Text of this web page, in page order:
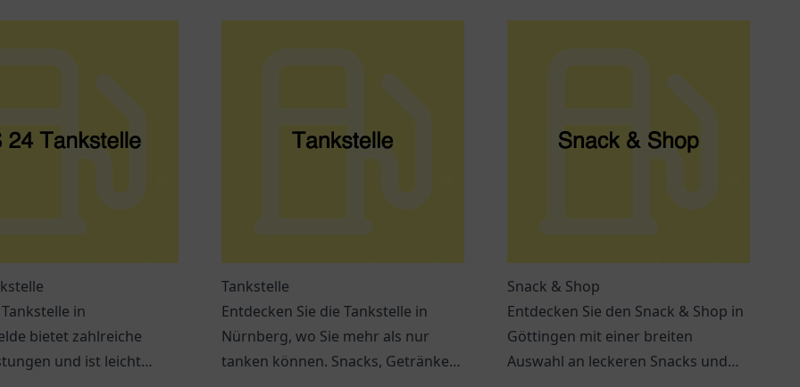
Tankstelle in
bietet zahlreiche
und ist leicht
Tankstelle
Entdecken Sie die Tankstelle in
Nürnberg, wo Sie mehr als nur
tanken können. Snacks, Getränke
Snack & Shop
Entdecken Sie den Snack & Shop in
Göttingen mit einer breiten
Auswahl an leckeren Snacks und